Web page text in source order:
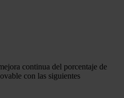
continua del porcentaje de
con las siguientes